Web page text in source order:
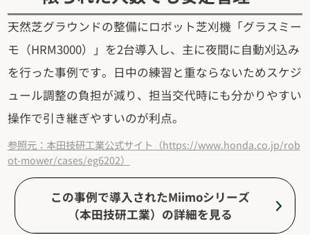
天然芝グラウンドの整備にロボット芝刈機「グラスミー
モ（HRM3000）」を2台導入し、主に夜間に自動刈込み
を行った事例です。日中の練習と重ならないためスケジ
ュール調整の負担が減り、担当交代時にも分かりやすい
操作で引き継ぎやすいのが利点。
参照元：本田技研工業公式サイト（https://www.honda.co.jp/rob
ot-mower/cases/eg6202）
この事例で導入されたMiimoシリーズ
（本田技研工業）の詳細を見る